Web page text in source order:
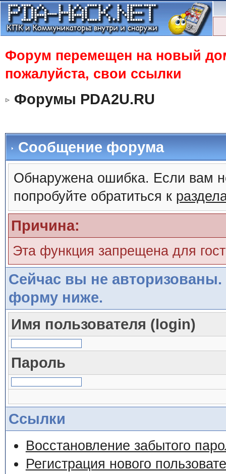
Форум перемещен на новый
пожалуйста, свои ссылки
Форумы PDA2U.RU
Сообщение форума
Обнаружена ошибка. Если вам
попробуйте обратиться к
Причина:
Эта функция запрещена для
Сейчас вы не авторизованы.
форму ниже.
Имя пользователя (login)
Пароль
Ссылки
Восстановление забытого
Регистрация нового